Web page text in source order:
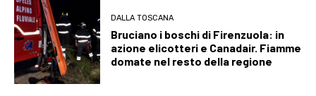
DALLA TOSCANA
Bruciano i boschi di Firenzuola: in
azione elicotteri e Canadair. Fiamme
domate nel resto della regione